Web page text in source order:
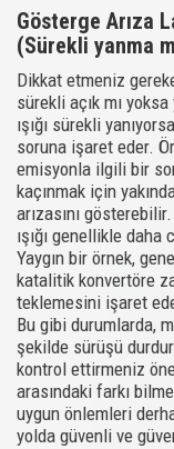
Gösterge Arıza
(Sürekli yanma
Dikkat etmeniz
sürekli açık mı
ışığı sürekli
soruna işaret eder.
emisyonla ilgili bir
kaçınmak için
arızasını
ışığı genellikle daha
Yaygın bir örnek,
katalitik konvertöre
teklemesini işaret
Bu gibi durumlarda,
şekilde sürüşü
kontrol ettirmeniz
arasındaki farkı
uygun önlemleri
yolda güvenli ve